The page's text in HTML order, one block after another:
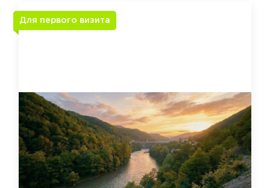
Для первого визита